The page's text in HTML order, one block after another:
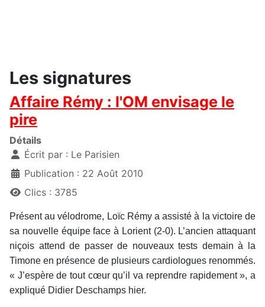
Les signatures
Affaire Rémy : l'OM envisage le
pire
Détails
Écrit par : Le Parisien
Publication : 22 Août 2010
Clics : 3785
Présent au vélodrome, Loïc Rémy a assisté à la victoire de
sa nouvelle équipe face à Lorient (2-0). L’ancien attaquant
niçois attend de passer de nouveaux tests demain à la
Timone en présence de plusieurs cardiologues renommés.
« J’espère de tout cœur qu’il va reprendre rapidement », a
expliqué Didier Deschamps hier.